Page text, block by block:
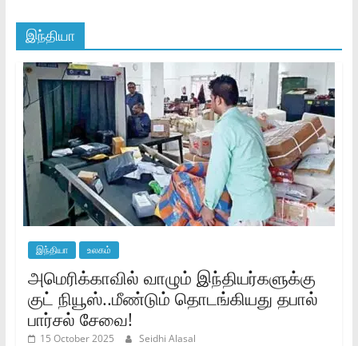
இந்தியா
இந்தியா உலகம்
அமெரிக்காவில் வாழும் இந்தியர்களுக்கு
குட் நியூஸ்..மீண்டும் தொடங்கியது தபால்
பார்சல் சேவை!
15 October 2025 Seidhi Alasal